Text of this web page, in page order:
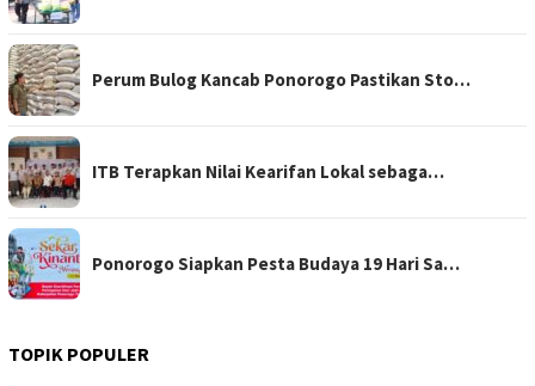
Perum Bulog Kancab Ponorogo Pastikan Sto…
ITB Terapkan Nilai Kearifan Lokal sebaga…
Ponorogo Siapkan Pesta Budaya 19 Hari Sa…
TOPIK POPULER